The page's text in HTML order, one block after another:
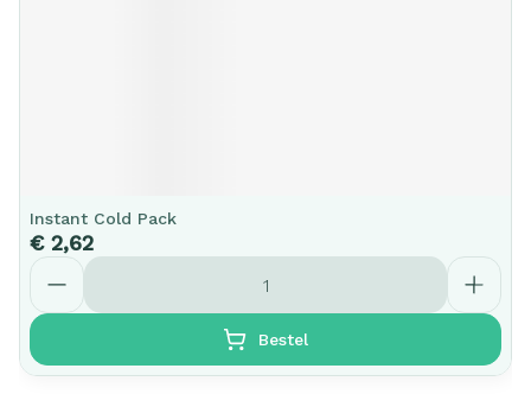
Instant Cold Pack
€ 2,62
Aantal
Bestel